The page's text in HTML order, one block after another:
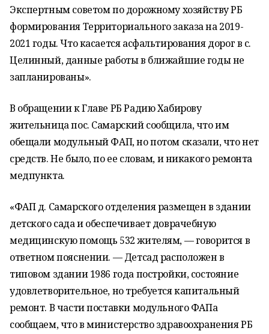
Экспертным советом по дорожному хозяйству РБ
формирования Территориального заказа на 2019-
2021 годы. Что касается асфальтирования дорог в с.
Целинный, данные работы в ближайшие годы не
запланированы».
В обращении к Главе РБ Радию Хабирову
жительница пос. Самарский сообщила, что им
обещали модульный ФАП, но потом сказали, что нет
средств. Не было, по ее словам, и никакого ремонта
медпункта.
«ФАП д. Самарского отделения размещен в здании
детского сада и обеспечивает доврачебную
медицинскую помощь 532 жителям, — говорится в
ответном пояснении. — Детсад расположен в
типовом здании 1986 года постройки, состояние
удовлетворительное, но требуется капитальный
ремонт. В части поставки модульного ФАПа
сообщаем, что в министерство здравоохранения РБ